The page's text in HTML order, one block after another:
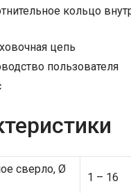
кольцо
цепь
пользователя
сверло, Ø
1 – 16